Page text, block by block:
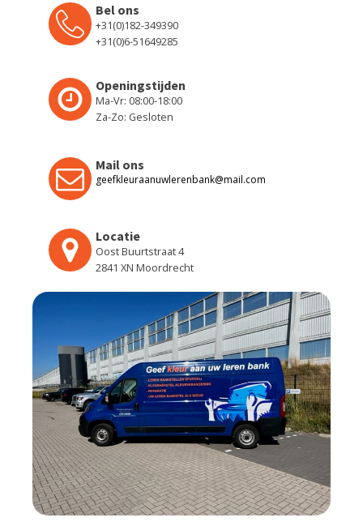
Bel ons
+31(0)182-349390
+31(0)6-51649285
Openingstijden
Ma-Vr: 08:00-18:00
Za-Zo: Gesloten
Mail ons
geefkleuraanuwlerenbank@mail.com
Locatie
Oost Buurtstraat 4
2841 XN Moordrecht